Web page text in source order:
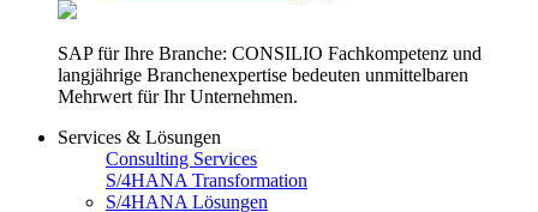
SAP für Ihre Branche: CONSILIO Fachkompetenz und
langjährige Branchenexpertise bedeuten unmittelbaren
Mehrwert für Ihr Unternehmen.
Services & Lösungen
Consulting Services
S/4HANA Transformation
S/4HANA Lösungen